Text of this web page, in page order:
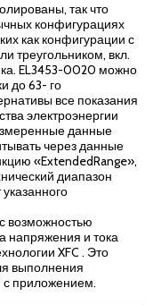
так что
конфигурациях
как конфигурации с
треугольником, вкл.
EL3453-0020 можно
до 63- го
все показания
электроэнергии
данные
через данные
«ExtendedRange»,
диапазон
возможностью
напряжения и тока
XFC . Это
выполнения
с приложением.